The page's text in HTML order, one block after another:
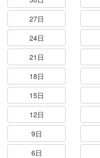
27日
24日
21日
18日
15日
12日
9日
6日